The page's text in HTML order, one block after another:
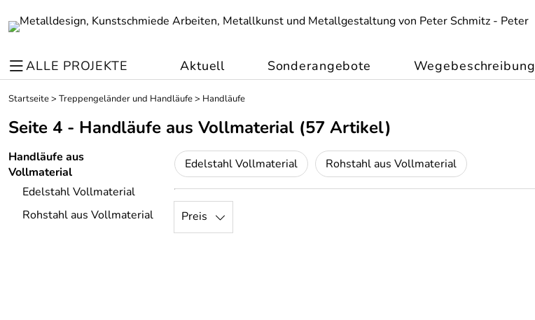
ALLE PROJEKTE Aktuell Sonderangebote Wegebeschreibung
Startseite> Treppengeländer und Handläufe> Handläufe
Seite 4 - Handläufe aus Vollmaterial (57 Artikel)
Handläufe aus
Vollmaterial
Edelstahl Vollmaterial
Rohstahl aus Vollmaterial
Edelstahl Vollmaterial Rohstahl aus Vollmaterial
Preis